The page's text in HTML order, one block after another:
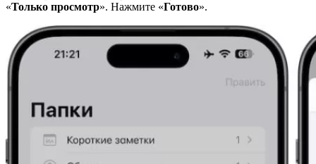
«Только просмотр». Нажмите «Готово».